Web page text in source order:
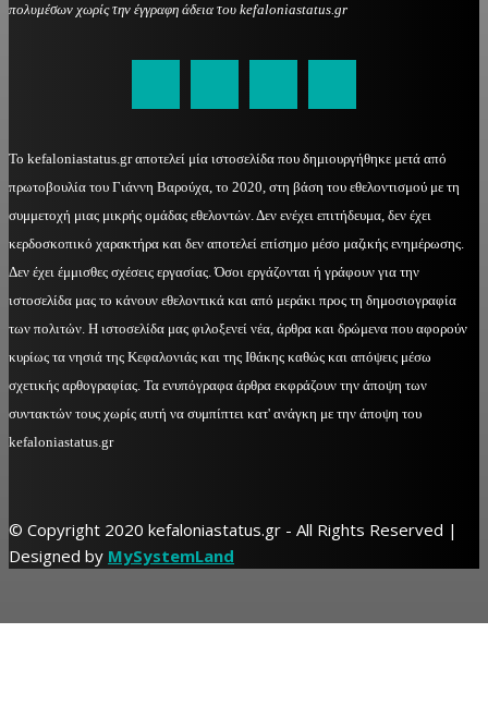
πολυμέσων χωρίς την έγγραφη άδεια του kefaloniastatus.gr
Το kefaloniastatus.gr αποτελεί μία ιστοσελίδα που δημιουργήθηκε μετά από
πρωτοβουλία του Γιάννη Βαρούχα, το 2020, στη βάση του εθελοντισμού με τη
συμμετοχή μιας μικρής ομάδας εθελοντών. Δεν ενέχει επιτήδευμα, δεν έχει
κερδοσκοπικό χαρακτήρα και δεν αποτελεί επίσημο μέσο μαζικής ενημέρωσης.
Δεν έχει έμμισθες σχέσεις εργασίας. Όσοι εργάζονται ή γράφουν για την
ιστοσελίδα μας το κάνουν εθελοντικά και από μεράκι προς τη δημοσιογραφία
των πολιτών. Η ιστοσελίδα μας φιλοξενεί νέα, άρθρα και δρώμενα που αφορούν
κυρίως τα νησιά της Κεφαλονιάς και της Ιθάκης καθώς και απόψεις μέσω
σχετικής αρθογραφίας. Τα ενυπόγραφα άρθρα εκφράζουν την άποψη των
συντακτών τους χωρίς αυτή να συμπίπτει κατ' ανάγκη με την άποψη του
kefaloniastatus.gr
© Copyright 2020 kefaloniastatus.gr - All Rights Reserved |
Designed by MySystemLand